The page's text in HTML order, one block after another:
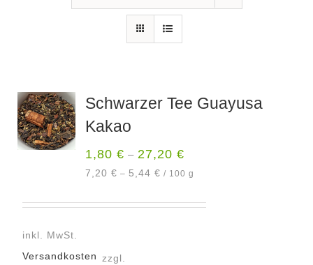
Schwarzer Tee Guayusa
Kakao
1,80€ – 27,20€
7,20€ – 5,44€ / 100 g
inkl. MwSt.
zzgl.
Versandkosten